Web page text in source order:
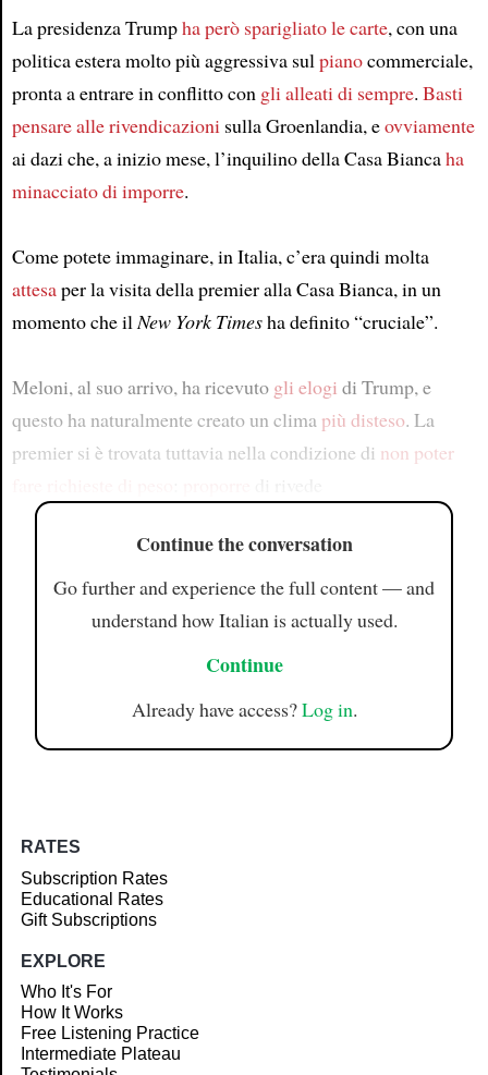
La presidenza Trumpha però sparigliato le carte, con una
politica estera molto più aggressiva sulpianocommerciale,
pronta a entrare in conflitto con gli alleati di sempre. Basti
pensare alle rivendicazionisulla Groenlandia, eovviamente
ai dazi che, a inizio mese, l’inquilino della Casa Biancaha
minacciato di imporre.
Come potete immaginare, in Italia, c’era quindi molta
attesaper la visita della premier alla Casa Bianca, in un
momento che ilNew York Timesha definito “cruciale”.
Meloni, al suo arrivo, ha ricevuto gli elogi di Trump, e
questo ha naturalmente creato un clima più disteso. La
premier si è trovata tuttavia nella condizione di non poter
Continue the conversation
Go further and experience the full content — and
understand how Italian is actually used.
Continue
Already have access?Log in.
RATES
Subscription Rates
Educational Rates
Gift Subscriptions
EXPLORE
Who It's For
How It Works
Free Listening Practice
Intermediate Plateau